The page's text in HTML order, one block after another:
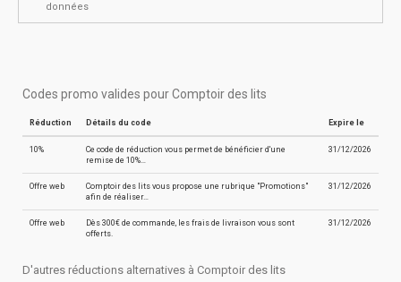
données
Codes promo valides pour Comptoir des lits
Réduction Détails du code Expire le
10%
Ce code de réduction vous permet de bénéficier d'une
remise de 10%…
31/12/2026
Offre web
Comptoir des lits vous propose une rubrique "Promotions"
afin de réaliser…
31/12/2026
Offre web
Dès 300€ de commande, les frais de livraison vous sont
offerts.
31/12/2026
D'autres réductions alternatives à Comptoir des lits